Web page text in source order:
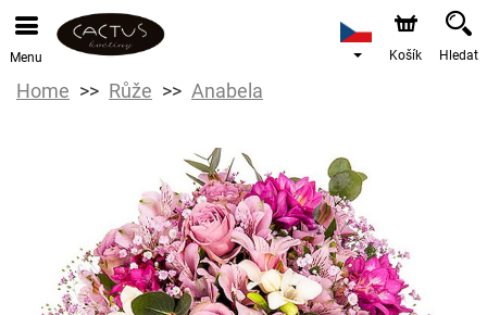
Menu Košík Hledat
Home Růže Anabela